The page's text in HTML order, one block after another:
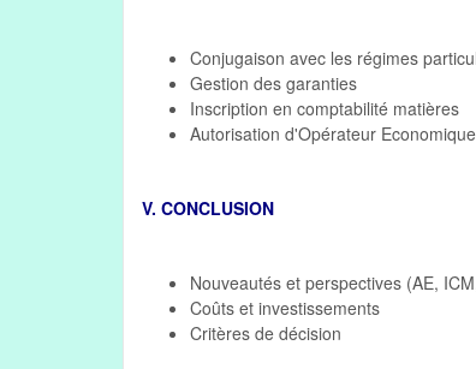
Conjugaison avec les régimes
Gestion des garanties
Inscription en comptabilité matières
Autorisation d'Opérateur
V. CONCLUSION
Nouveautés et perspectives (AE,
Coûts et investissements
Critères de décision